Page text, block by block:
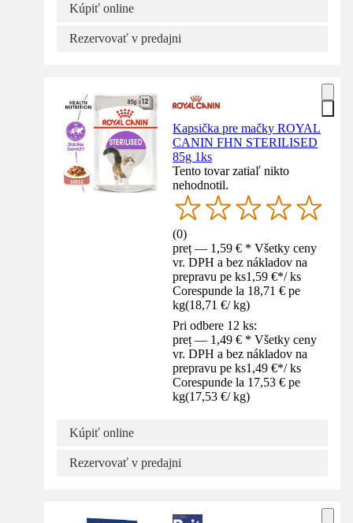
Kúpiť online
Rezervovať v predajni
Kapsička pre mačky ROYAL
CANIN FHN STERILISED
85g 1ks
Tento tovar zatiaľ nikto
nehodnotil.
(0)
preț — 1,59 € * Všetky ceny
vr. DPH a bez nákladov na
prepravu pe ks1,59 €*/ ks
Corespunde la 18,71 € pe
kg(18,71 €/ kg)
Pri odbere 12 ks:
preț — 1,49 € * Všetky ceny
vr. DPH a bez nákladov na
prepravu pe ks1,49 €*/ ks
Corespunde la 17,53 € pe
kg(17,53 €/ kg)
Kúpiť online
Rezervovať v predajni